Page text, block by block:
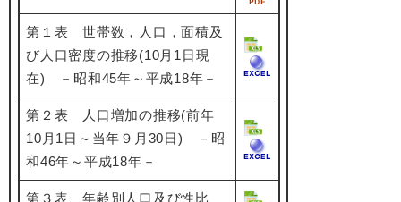
第１表 世帯数，人口，面積及
び人口密度の推移(10月1日現
在) －昭和45年～平成18年－
第２表 人口増加の推移(前年
10月1日～当年９月30日) －昭
和46年～平成18年－
第３表 年齢別人口及び性比